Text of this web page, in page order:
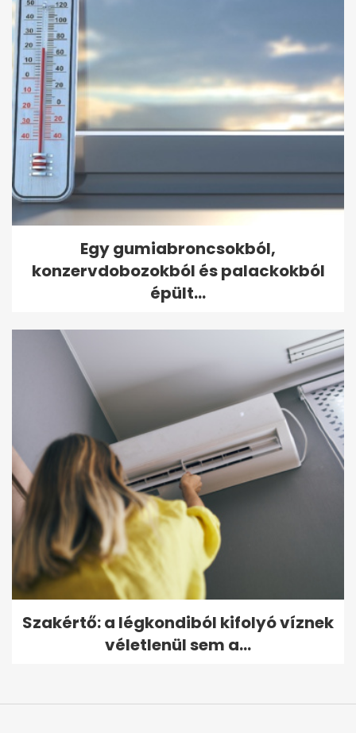
Egy gumiabroncsokból,
konzervdobozokból és palackokból
épült...
Szakértő: a légkondiból kifolyó víznek
véletlenül sem a...